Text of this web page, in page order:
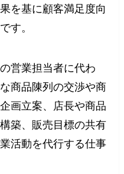
を基に顧客満足度向
す。
営業担当者に代わ
商品陳列の交渉や商
画立案、店長や商品
築、販売目標の共有
活動を代行する仕事